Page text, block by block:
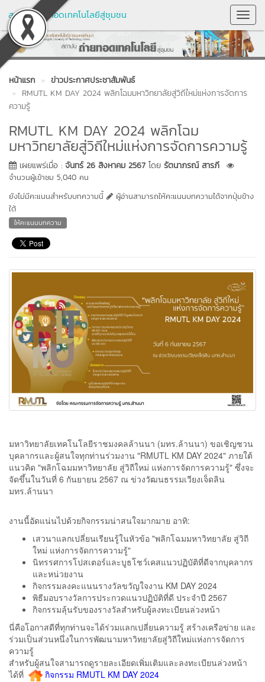
สถาบันถ่ายทอดเทคโนโลยีสู่ชุมชน
หน้าแรก
ข่าวประกาศประชาสัมพันธ์
RMUTL KM DAY 2024 พลิกโฉมมหาวิทยาลัยสู่วิถีใหม่แห่งการจัดการ
ความรู้
RMUTL KM DAY 2024 พลิกโฉม
มหาวิทยาลัยสู่วิถีใหม่แห่งการจัดการความรู้
เผยแพร่เมื่อ : จันทร์ 26 สิงหาคม 2567 โดย รัตนาภรณ์ สารภี
จำนวนผู้เข้าชม 5,040 คน
ยังไม่มีคะแนนสำหรับบทความนี้
ผู้อ่านสามารถให้คะแนนบทความได้จากปุ่มข้าง
ใต้
ให้คะแนนบทความ
มหาวิทยาลัยเทคโนโลยีราชมงคลล้านนา (มทร.ล้านนา) ขอเชิญชวน
บุคลากรและผู้สนใจทุกท่านร่วมงาน "RMUTL KM DAY 2024" ภายใต้
แนวคิด "พลิกโฉมมหาวิทยาลัย สู่วิถีใหม่ แห่งการจัดการความรู้" ซึ่งจะ
จัดขึ้นในวันที่ 6 กันยายน 2567 ณ ข่วงวัฒนธรรมเวียงเจ็ดลิน
มทร.ล้านนา
งานนี้อัดแน่นไปด้วยกิจกรรมน่าสนใจมากมาย อาทิ:
เสวนาแลกเปลี่ยนเรียนรู้ในหัวข้อ "พลิกโฉมมหาวิทยาลัย สู่วิถี
ใหม่ แห่งการจัดการความรู้"
นิทรรศการโปสเตอร์และบูธโชว์เคสแนวปฏิบัติที่ดีจากบุคลากร
และหน่วยงาน
กิจกรรมลงคะแนนรางวัลขวัญใจงาน KM DAY 2024
พิธีมอบรางวัลการประกวดแนวปฏิบัติที่ดี ประจำปี 2567
กิจกรรมลุ้นรับของรางวัลสำหรับผู้ลงทะเบียนล่วงหน้า
นี่คือโอกาสดีที่ทุกท่านจะได้ร่วมแลกเปลี่ยนความรู้ สร้างเครือข่าย และ
ร่วมเป็นส่วนหนึ่งในการพัฒนามหาวิทยาลัยสู่วิถีใหม่แห่งการจัดการ
ความรู้
สำหรับผู้สนใจสามารถดูรายละเอียดเพิ่มเติมและลงทะเบียนล่วงหน้า
ได้ที่
กิจกรรม RMUTL KM DAY 2024